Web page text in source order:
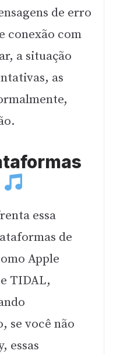
de erro
conexão com
a situação
as
essa
de
Apple
TIDAL,
se você não
essas